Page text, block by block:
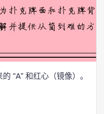
“A” 和红心（镜像）。